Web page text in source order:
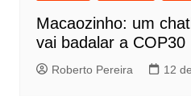
Macaozinho: um
vai badalar a COP30
Roberto Pereira 12